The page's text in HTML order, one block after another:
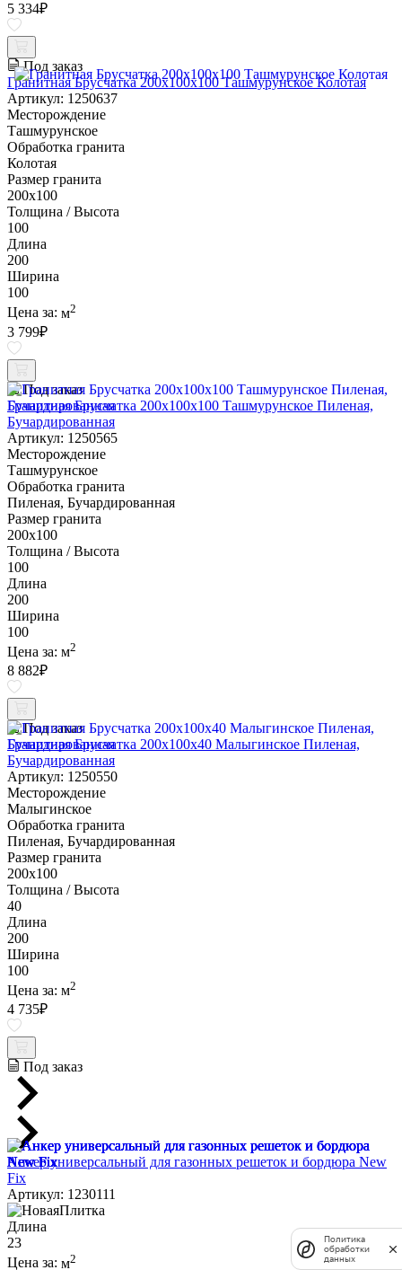
5 334₽
Под заказ
Гранитная Брусчатка 200х100x100 Ташмурунское Колотая
Артикул: 1250637
Месторождение
Ташмурунское
Обработка гранита
Колотая
Размер гранита
200х100
Толщина / Высота
100
Длина
200
Ширина
100
Цена за: м2
3 799₽
Под заказ
Гранитная Брусчатка 200х100x100 Ташмурунское Пиленая,
Бучардированная
Артикул: 1250565
Месторождение
Ташмурунское
Обработка гранита
Пиленая, Бучардированная
Размер гранита
200х100
Толщина / Высота
100
Длина
200
Ширина
100
Цена за: м2
8 882₽
Под заказ
Гранитная Брусчатка 200х100x40 Малыгинское Пиленая,
Бучардированная
Артикул: 1250550
Месторождение
Малыгинское
Обработка гранита
Пиленая, Бучардированная
Размер гранита
200х100
Толщина / Высота
40
Длина
200
Ширина
100
Цена за: м2
4 735₽
Под заказ
Анкер универсальный для газонных решеток и бордюра New
Fix
Артикул: 1230111
Длина
23
Цена за: м2
Политика
обработки
данных